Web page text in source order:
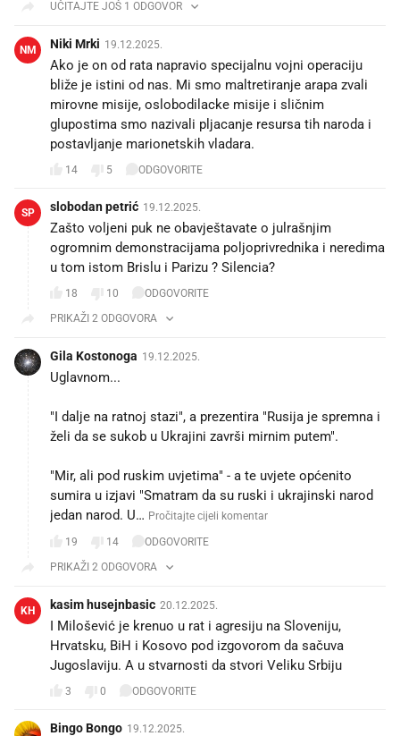
UČITAJTE JOŠ 1 ODGOVOR
NM Niki Mrki 19.12.2025.
Ako je on od rata napravio specijalnu vojni operaciju
bliže je istini od nas. Mi smo maltretiranje arapa zvali
mirovne misije, oslobodilacke misije i sličnim
glupostima smo nazivali pljacanje resursa tih naroda i
postavljanje marionetskih vladara.
14 5 ODGOVORITE
SP slobodan petrić 19.12.2025.
Zašto voljeni puk ne obavještavate o julrašnjim
ogromnim demonstracijama poljoprivrednika i neredima
u tom istom Brislu i Parizu ? Silencia?
18 10
ODGOVORITE
PRIKAŽI 2 ODGOVORA
Gila Kostonoga 19.12.2025.
Uglavnom...
"I dalje na ratnoj stazi", a prezentira "Rusija je spremna i
želi da se sukob u Ukrajini završi mirnim putem".
"Mir, ali pod ruskim uvjetima" - a te uvjete općenito
sumira u izjavi "Smatram da su ruski i ukrajinski narod
jedan narod. U… Pročitajte cijeli komentar
19 14
ODGOVORITE
PRIKAŽI 2 ODGOVORA
KH kasim husejnbasic 20.12.2025.
I Milošević je krenuo u rat i agresiju na Sloveniju,
Hrvatsku, BiH i Kosovo pod izgovorom da sačuva
Jugoslaviju. A u stvarnosti da stvori Veliku Srbiju
3 0 ODGOVORITE
Bingo Bongo 19.12.2025.